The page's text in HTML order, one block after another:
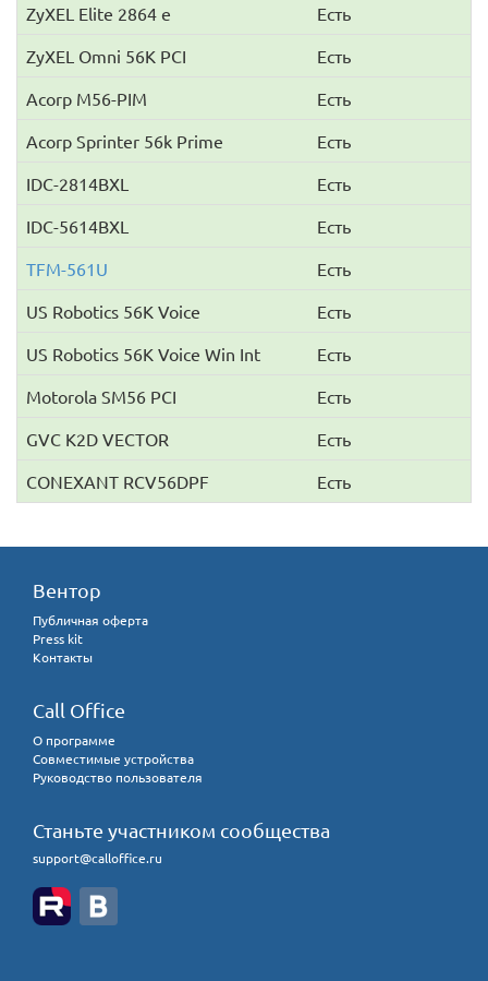
ZyXEL Elite 2864 е
Есть
ZyXEL Omni 56K PCI
Есть
Acorp M56-PIM
Есть
Acorp Sprinter 56k Prime
Есть
IDC-2814BXL
Есть
IDC-5614BXL
Есть
TFM-561U
Есть
US Robotics 56K Voice
Есть
US Robotics 56K Voice Win Int
Есть
Motorola SM56 PCI
Есть
GVC K2D VECTOR
Есть
CONEXANT RCV56DPF
Есть
Вентор
Публичная оферта
Press kit
Контакты
Call Office
О программе
Совместимые устройства
Руководство пользователя
Станьте участником сообщества
support@calloffice.ru